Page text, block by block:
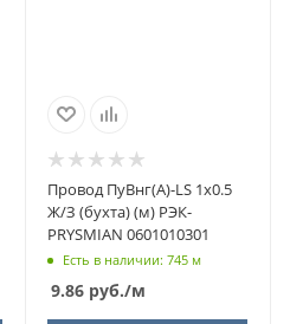
Провод ПуВнг(А)-LS 1х0.5
Ж/З (бухта) (м) РЭК-
PRYSMIAN 0601010301
Есть в наличии: 745 м
9.86руб./м